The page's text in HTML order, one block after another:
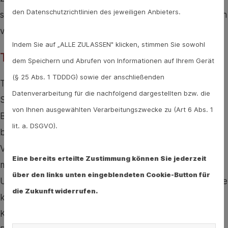
sie. Im direkten Gespräch mit dem Gynäkologen werden
viele Fragen besser geklärt.
Themen rund um Körper und Psyche
Themen, die bei der Mädchensprechstunde M1 zur
Sprache kommen können, sind zum Beispiel
Beschwerden bei der Periode und welche Mittel man
benutzen kann, wenn sie sehr stark ist. Oder die
Veränderungen des Körpers - was ist normal, worauf
müssen die Mädchen künftig anders achten als bisher?
Und auch alles rund um die Sexualität kann zur Sprache
kommen - etwa die Verhütung, sexuell übertragbare
Krankheiten oder die Impfung gegen Humane
den Datenschutzrichtlinien des jeweiligen Anbieters.
Indem Sie auf „ALLE ZULASSEN" klicken, stimmen Sie sowohl
dem Speichern und Abrufen von Informationen auf Ihrem Gerät
(§ 25 Abs. 1 TDDDG) sowie der anschließenden
Datenverarbeitung für die nachfolgend dargestellten bzw. die
von Ihnen ausgewählten Verarbeitungszwecke zu (Art 6 Abs. 1
lit. a. DSGVO).
Eine bereits erteilte Zustimmung können Sie jederzeit
über den links unten eingeblendeten Cookie-Button für
die Zukunft widerrufen.